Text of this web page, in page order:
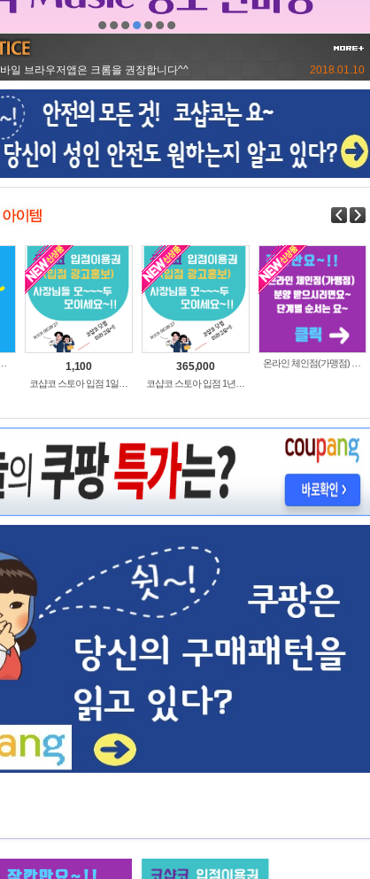
•••••••
일 브라우저앱은 크롬을 권장합니다^^ 2018.01.10
1,100 365,000